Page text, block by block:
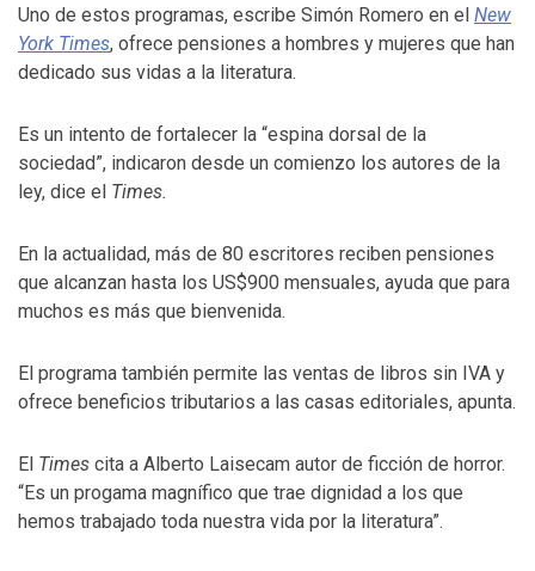
Uno de estos programas, escribe Simón Romero en el New
York Times, ofrece pensiones a hombres y mujeres que han
dedicado sus vidas a la literatura.
Es un intento de fortalecer la “espina dorsal de la
sociedad”, indicaron desde un comienzo los autores de la
ley, dice el Times.
En la actualidad, más de 80 escritores reciben pensiones
que alcanzan hasta los US$900 mensuales, ayuda que para
muchos es más que bienvenida.
El programa también permite las ventas de libros sin IVA y
ofrece beneficios tributarios a las casas editoriales, apunta.
El Times cita a Alberto Laisecam autor de ficción de horror.
“Es un progama magnífico que trae dignidad a los que
hemos trabajado toda nuestra vida por la literatura”.